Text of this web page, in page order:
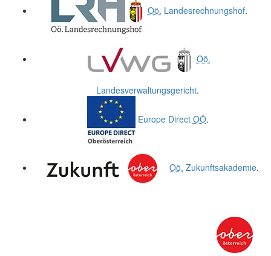
Oö. Landesrechnungshof.
Oö.
Landesverwaltungsgericht.
Europe Direct OÖ.
Oö. Zukunftsakademie.